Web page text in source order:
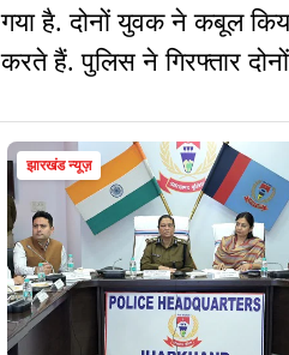
गया है. दोनों युवक ने कबूल
करते हैं. पुलिस ने गिरफ्तार
झारखंड न्यूज़